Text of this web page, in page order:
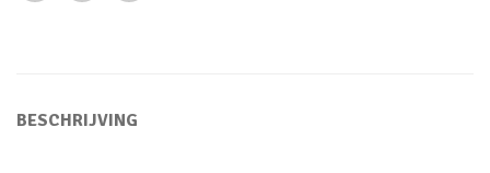
BESCHRIJVING